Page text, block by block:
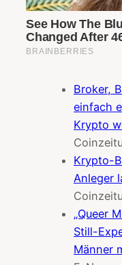
Broker,
einfach
Krypto
Krypto-
Anleger
„Queer
Still-
Männer